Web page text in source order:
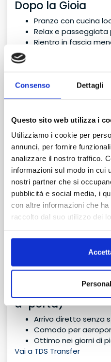
Consenso Dettagli
Questo sito web utilizza i
Utilizziamo i cookie per
annunci, per fornire
analizzare il nostro traffico.
informazioni sul modo in cui
nostri partner che si
pubblicità e social media, i
con altre informazioni che
raccolto dal suo utilizzo dei
Dopo la Gioia
Pranzo con cucina
Relax e passeggiata
Rientro in fascia
Cosa mangiare
Formaggi e ricotta
Specialità localiin
massimo: prenotare è
Come arrivare
scelta che ti
Pasqua richiama visitatori
Per ridurre tempi morti e
soluzione più adatta:
Opzione 1:
(massima
Perfetto per
Gestisci tempi e
Ideale per famiglie e
Opzione 2:
a-porta)
Arrivo diretto senza
Comodo per
Ottimo nei giorni di
Vai a TDS Transfer
TRANSFER
senza attesa
TRANSFER
con attesa o